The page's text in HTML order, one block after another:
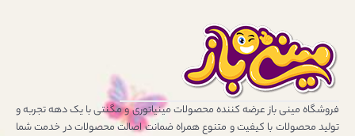
فروشگاه مینی باز عرضه کننده محصولات مینیاتوری و مگنتی با یک دهه تجربه و
تولید محصولات با کیفیت و متنوع همراه ضمانت اصالت محصولات در خدمت شما